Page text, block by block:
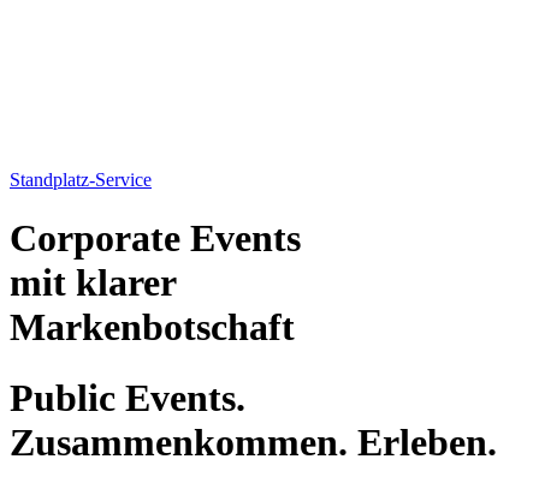
Standplatz-Service
Corporate Events
mit klarer
Markenbotschaft
Public Events.
Zusammenkommen. Erleben.